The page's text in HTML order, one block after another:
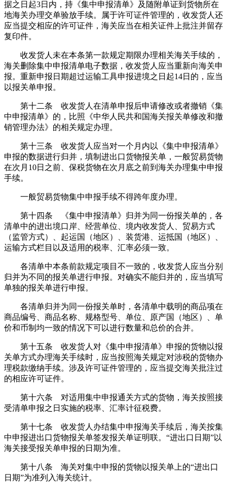
据之日起3日内，持《集中申报清单》及随附单证到货物所在
地海关办理交单验放手续。属于许可证件管理的，收发货人还
应当提交相应的许可证件，海关应当在相关证件上批注并留存
复印件。
收发货人未在本条第一款规定期限办理相关海关手续的，
海关删除集中申报清单电子数据，收发货人应当重新向海关申
报。重新申报日期超过运输工具申报进境之日起14日的，应当
以报关单申报。
第十二条 收发货人在清单申报后申请修改或者撤销《集
中申报清单》的，比照《中华人民共和国海关报关单修改和撤
销管理办法》的相关规定办理。
第十三条 收发货人应当对一个月内以《集中申报清单》
申报的数据进行归并，填制进出口货物报关单，一般贸易货物
在次月10日之前、保税货物在次月底之前到海关办理集中申报
手续。
一般贸易货物集中申报手续不得跨年度办理。
第十四条 《集中申报清单》归并为同一份报关单的，各
清单中的进出境口岸、经营单位、境内收发货人、贸易方式
（监管方式）、起运国（地区）、装货港、运抵国（地区）、
运输方式栏目以及适用的税率、汇率必须一致。
各清单中本条前款规定项目不一致的，收发货人应当分别
归并为不同的报关单进行申报。对确实不能归并的，应当填写
单独的报关单进行申报。
各清单归并为同一份报关单时，各清单中载明的商品项在
商品编号、商品名称、规格型号、单位、原产国（地区）、单
价和币制均一致的情况下可以进行数量和总价的合并。
第十五条 收发货人对《集中申报清单》申报的货物以报
关单方式办理海关手续时，应当按照海关规定对涉税的货物办
理税款缴纳手续。涉及许可证件管理的，应当提交海关批注过
的相应许可证件。
第十六条 对适用集中申报通关方式的货物，海关按照接
受清单申报之日实施的税率、汇率计征税费。
第十七条 收发货人办结集中申报海关手续后，海关按集
中申报进出口货物报关单签发报关单证明联。“进出口日期”以
海关接受报关单申报的日期为准。
第十八条 海关对集中申报的货物以报关单上的“进出口
日期”为准列入海关统计。